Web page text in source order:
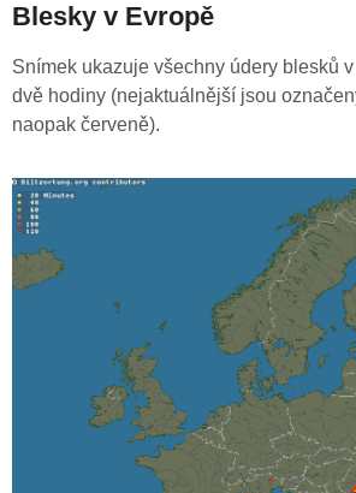
Blesky v Evropě
Snímek ukazuje všechny údery blesků
dvě hodiny (nejaktuálnější jsou
naopak červeně).